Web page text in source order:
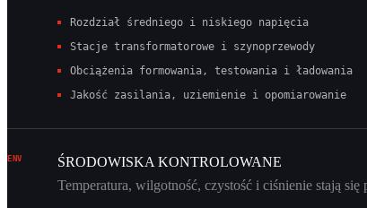
Rozdział średniego i niskiego napięcia
Stacje transformatorowe i szynoprzewody
Obciążenia formowania, testowania i ładowania
Jakość zasilania, uziemienie i opomiarowanie
ENV
ŚRODOWISKA KONTROLOWANE
Temperatura, wilgotność, czystość i ciśnienie stają się